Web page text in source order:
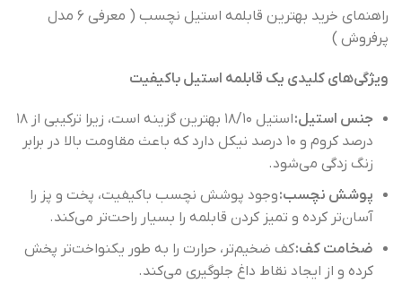
راهنمای خرید بهترین قابلمه استیل نچسب ( معرفی ۶ مدل
پرفروش )
ویژگی‌های کلیدی یک قابلمه استیل باکیفیت
جنس استیل:
استیل ۱۸/۱۰ بهترین گزینه است، زیرا ترکیبی از ۱۸
درصد کروم و ۱۰ درصد نیکل دارد که باعث مقاومت بالا در برابر
زنگ زدگی می‌شود.
پوشش نچسب:وجود پوشش نچسب باکیفیت، پخت و پز را
آسان‌تر کرده و تمیز کردن قابلمه را بسیار راحت‌تر می‌کند.
ضخامت کف:کف ضخیم‌تر، حرارت را به طور یکنواخت‌تر پخش
کرده و از ایجاد نقاط داغ جلوگیری می‌کند.